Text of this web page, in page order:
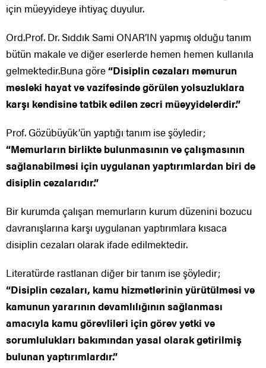
için müeyyideye ihtiyaç duyulur.
Ord.Prof. Dr. Sıddık Sami ONAR’IN yapmış olduğu tanım
bütün makale ve diğer eserlerde hemen hemen kullanıla
gelmektedir.Buna göre“Disiplin cezaları memurun
mesleki hayat ve vazifesinde görülen yolsuzluklara
karşı kendisine tatbik edilen zecri müeyyidelerdir.”
Prof. Gözübüyük’ün yaptığı tanım ise şöyledir;
“Memurların birlikte bulunmasının ve çalışmasının
sağlanabilmesi için uygulanan yaptırımlardan biri de
disiplin cezalarıdır.”
Bir kurumda çalışan memurların kurum düzenini bozucu
davranışlarına karşı uygulanan yaptırımlara kısaca
disiplin cezaları olarak ifade edilmektedir.
Literatürde rastlanan diğer bir tanım ise şöyledir;
“Disiplin cezaları, kamu hizmetlerinin yürütülmesi ve
kamunun yararının devamlılığının sağlanması
amacıyla kamu görevlileri için görev yetki ve
sorumlulukları bakımından yasal olarak getirilmiş
bulunan yaptırımlardır.”